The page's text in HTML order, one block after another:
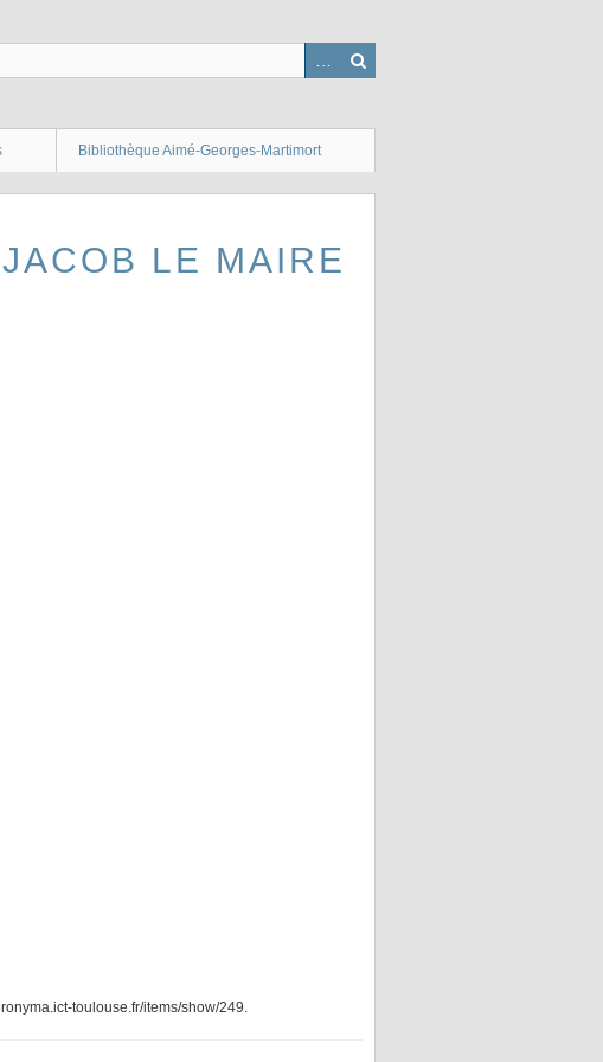
Bibliothèque Aimé-Georges-Martimort
LE MAIRE
toulouse.fr/items/show/249.